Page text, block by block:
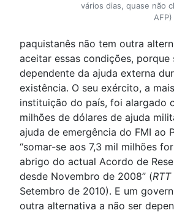
vários dias, quase não
AFP)
paquistanês não tem outra
aceitar essas condições, porque
dependente da ajuda externa
existência. O seu exército, a
instituição do país, foi alargado
milhões de dólares de ajuda
ajuda de emergência do FMI ao
“somar-se aos 7,3 mil milhões
abrigo do actual Acordo de
desde Novembro de 2008” (
Setembro de 2010). E um
outra alternativa a não ser